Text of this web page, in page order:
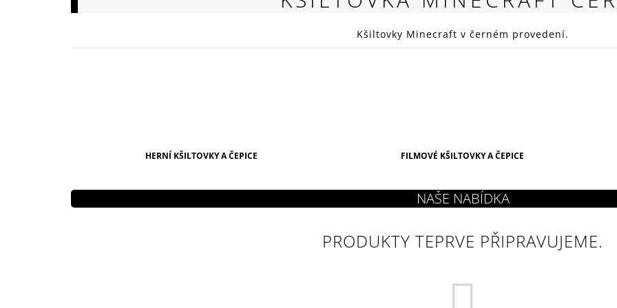
Kšiltovky Minecraft v černém provedení.
HERNÍ KŠILTOVKY A ČEPICE FILMOVÉ KŠILTOVKY A ČEPICE
PRODUKTY TEPRVE PŘIPRAVUJEME.